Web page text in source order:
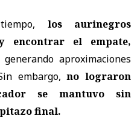
los aurinegros
encontrar el empate,
aproximaciones
embargo,no lograron
se mantuvo sin
final.